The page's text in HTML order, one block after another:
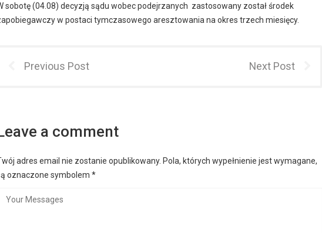
sobotę (04.08) decyzją sądu wobec podejrzanych zastosowany został środek
w postaci tymczasowego aresztowania na okres trzech miesięcy.
Previous Post Next Post
a comment
adres email nie zostanie opublikowany. Pola, których wypełnienie jest wymagane,
oznaczone symbolem *